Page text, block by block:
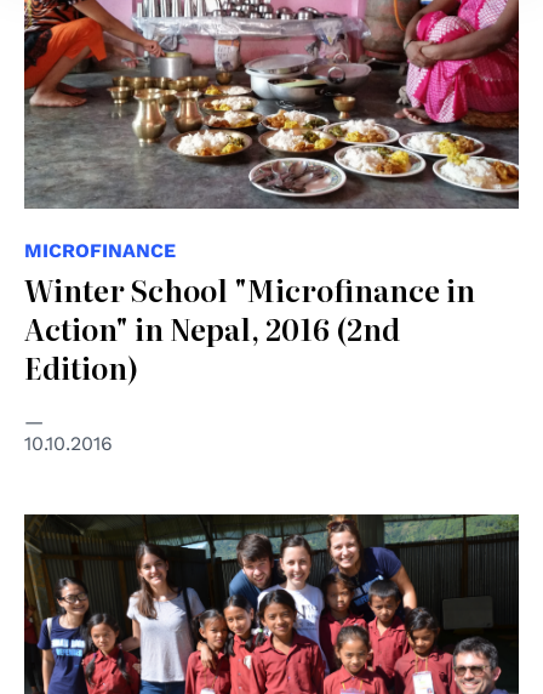
MICROFINANCE
Winter School "Microfinance in
Action" in Nepal, 2016 (2nd
Edition)
10.10.2016